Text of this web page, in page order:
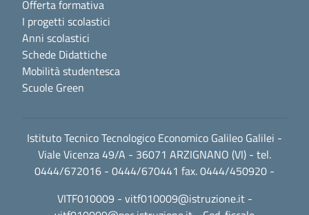
Offerta formativa
I progetti scolastici
Anni scolastici
Schede Didattiche
Mobilità studentesca
Scuole Green
Istituto Tecnico Tecnologico Economico Galileo Galilei -
Viale Vicenza 49/A - 36071 ARZIGNANO (VI) - tel.
0444/672016 - 0444/670441 fax. 0444/450920 -
VITF010009 - vitf010009@istruzione.it-